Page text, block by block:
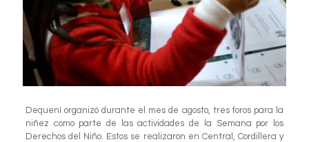
Dequení organizó durante el mes de agosto, tres foros para la
niñez como parte de las actividades de la Semana por los
Derechos del Niño. Estos se realizaron en Central, Cordillera y